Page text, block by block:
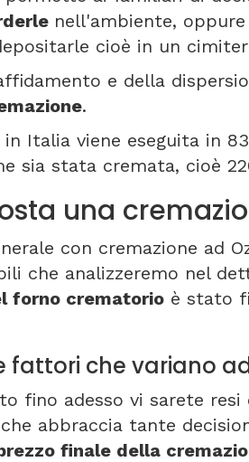
nell'ambiente,
cioè in un
e della
.
in Italia viene eseguita in
sia stata cremata, cioè
una
con cremazione ad
che analizzeremo nel
forno crematorio è stato
fattori che variano
fino adesso vi sarete
abbraccia tante
finale della